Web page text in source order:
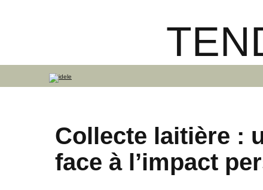
Collecte laitière :
face à l’impact